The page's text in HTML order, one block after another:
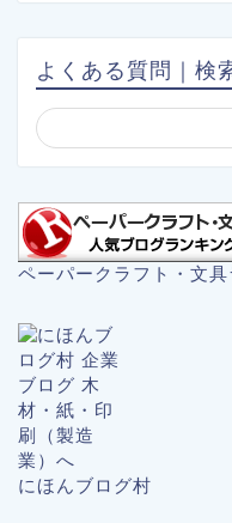
よくある質問｜検
ペーパークラフト・文
にほんブログ村